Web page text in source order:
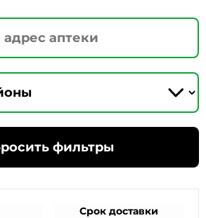
фильтры
Срок доставки